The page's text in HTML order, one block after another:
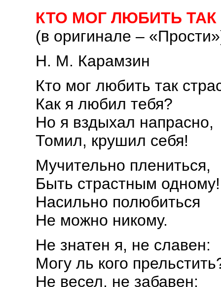
КТО МОГ ЛЮБИТЬ ТАК
(в оригинале –
Н. М. Карамзин
Кто мог любить так
Как я любил тебя?
Но я вздыхал напрасно,
Томил, крушил себя!
Мучительно плениться,
Быть страстным одному!
Насильно полюбиться
Не можно никому.
Не знатен я, не славен:
Могу ль кого
Не весел, не забавен: